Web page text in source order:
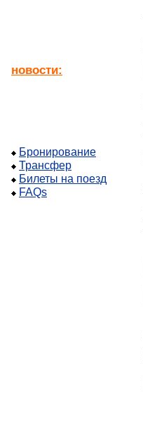
новости:
Бронирование
Трансфер
Билеты на поезд
FAQs